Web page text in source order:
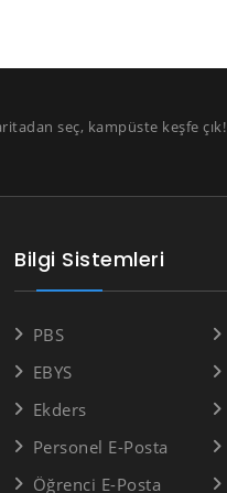
seç, kampüste keşfe çık!
Bilgi Sistemleri
PBS
EBYS
Ekders
Personel E-Posta
Öğrenci E-Posta